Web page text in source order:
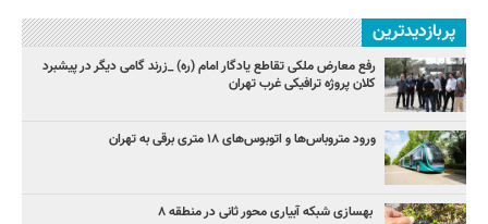
پربازدیدترین
رفع معارض ملکی تقاطع یادگار امام (ره) _زرند گامی دیگر در پیشبرد
کلان پروژه‌ ترافیکی غرب تهران
ورود متروباس‌ها و اتوبوس‌های ۱۸ متری برقی به تهران
بهسازی شبکه آبیاری محور ثانی در منطقه ۸